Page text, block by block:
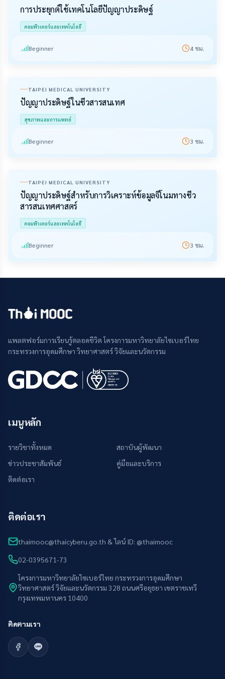
การประยุกต์ใช้เทคโนโลยีปัญญาประดิษฐ์
คอมพิวเตอร์และเทคโนโลยี
Beginner 4 ชม.
TAIPEI MEDICAL UNIVERSITY
ปัญญาประดิษฐ์ในชีวสารสนเทศ
สุขภาพและการแพทย์
Beginner 3 ชม.
TAIPEI MEDICAL UNIVERSITY
ปัญญาประดิษฐ์สำหรับการวิเคราะห์ข้อมูลจีโนมทางชีว
สารสนเทศศาสตร์
คอมพิวเตอร์และเทคโนโลยี
Beginner 3 ชม.
แพลตฟอร์มการเรียนรู้ตลอดชีวิต โครงการมหาวิทยาลัยไซเบอร์ไทย
กระทรวงการอุดมศึกษา วิทยาศาสตร์ วิจัยและนวัตกรรม
เมนูหลัก
รายวิชาทั้งหมด
สถาบันผู้พัฒนา
ข่าวประชาสัมพันธ์
คู่มือและบริการ
ติดต่อเรา
ติดต่อเรา
thaimooc@thaicyberu.go.th & ไลน์ ID: @thaimooc
02-0395671-73
โครงการมหาวิทยาลัยไซเบอร์ไทย กระทรวงการอุดมศึกษา
วิทยาศาสตร์ วิจัยและนวัตกรรม 328 ถนนศรีอยุธยา เขตราชเทวี
กรุงเทพมหานคร 10400
ติดตามเรา